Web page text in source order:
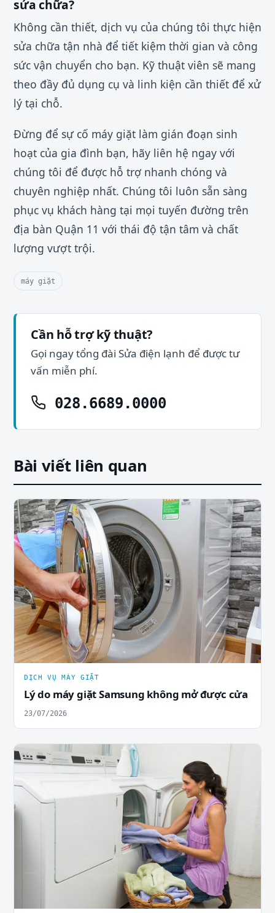
sửa chữa?
Không cần thiết, dịch vụ của chúng tôi thực hiện
sửa chữa tận nhà để tiết kiệm thời gian và công
sức vận chuyển cho bạn. Kỹ thuật viên sẽ mang
theo đầy đủ dụng cụ và linh kiện cần thiết để xử
lý tại chỗ.
Đừng để sự cố máy giặt làm gián đoạn sinh
hoạt của gia đình bạn, hãy liên hệ ngay với
chúng tôi để được hỗ trợ nhanh chóng và
chuyên nghiệp nhất. Chúng tôi luôn sẵn sàng
phục vụ khách hàng tại mọi tuyến đường trên
địa bàn Quận 11 với thái độ tận tâm và chất
lượng vượt trội.
máy giặt
Cần hỗ trợ kỹ thuật?
Gọi ngay tổng đài Sửa điện lạnh để được tư
vấn miễn phí.
028.6689.0000
Bài viết liên quan
DỊCH VỤ MÁY GIẶT
Lý do máy giặt Samsung không mở được cửa
23/07/2026